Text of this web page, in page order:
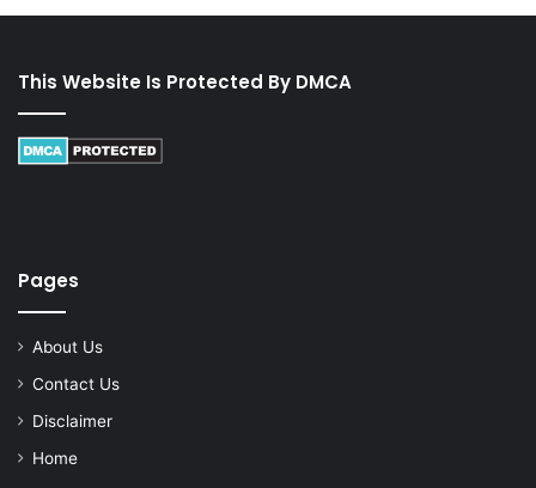
This Website Is Protected By DMCA
Pages
About Us
Contact Us
Disclaimer
Home